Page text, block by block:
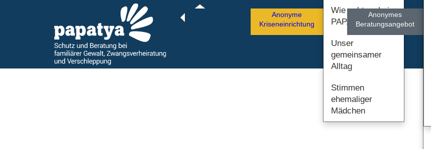
Anonyme
Kriseneinrichtung
Wie geht es bei
PAPATYA weiter?
Unser
gemeinsamer
Alltag
Stimmen
ehemaliger
Mädchen
Anonymes
Beratungsangebot